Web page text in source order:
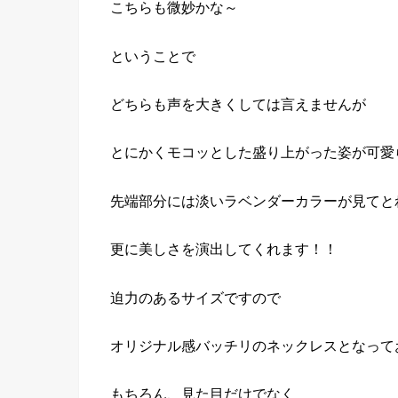
こちらも微妙かな～
ということで
どちらも声を大きくしては言えませんが
とにかくモコッとした盛り上がった姿が可愛
先端部分には淡いラベンダーカラーが見てと
更に美しさを演出してくれます！！
迫力のあるサイズですので
オリジナル感バッチリのネックレスとなって
もちろん、見た目だけでなく